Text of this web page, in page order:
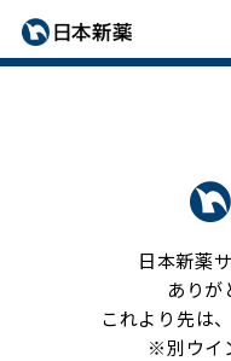
日本新薬
ありが
これより先は
※別ウイ